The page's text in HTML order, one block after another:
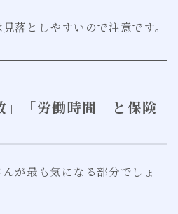
見落としやすいので注意です。
「労働時間」と保険
が最も気になる部分でしょ